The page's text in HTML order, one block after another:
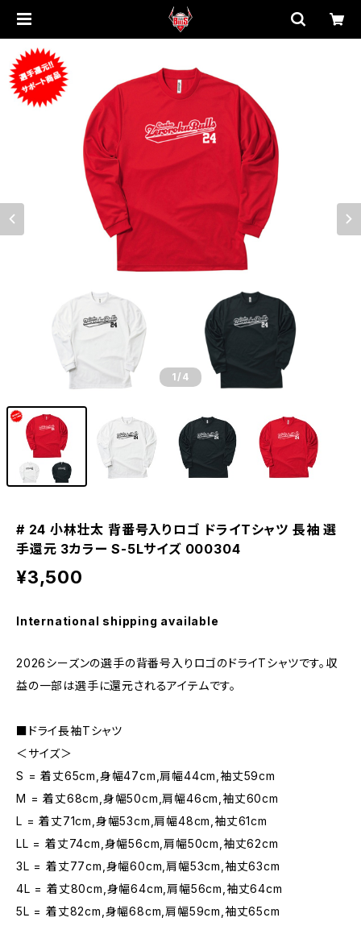
1 /4
# 24 小林壮太 背番号入りロゴ ドライTシャツ 長袖 選
手還元 3カラー S-5Lサイズ 000304
¥3,500
International shipping available
2026シーズンの選手の背番号入りロゴのドライTシャツです。収
益の一部は選手に還元されるアイテムです。
■ドライ長袖Tシャツ
＜サイズ＞
S = 着丈65cm,身幅47cm,肩幅44cm,袖丈59cm
M = 着丈68cm,身幅50cm,肩幅46cm,袖丈60cm
L = 着丈71cm,身幅53cm,肩幅48cm,袖丈61cm
LL = 着丈74cm,身幅56cm,肩幅50cm,袖丈62cm
3L = 着丈77cm,身幅60cm,肩幅53cm,袖丈63cm
4L = 着丈80cm,身幅64cm,肩幅56cm,袖丈64cm
5L = 着丈82cm,身幅68cm,肩幅59cm,袖丈65cm